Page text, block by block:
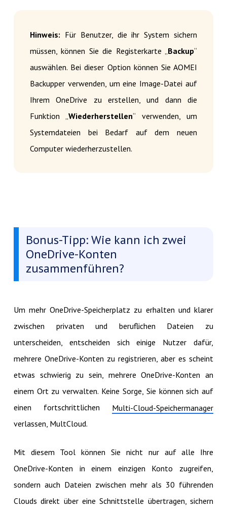
Hinweis: Für Benutzer, die ihr System sichern
müssen, können Sie die Registerkarte „ Backup“
auswählen. Bei dieser Option können Sie AOMEI
Backupper verwenden, um eine Image-Datei auf
Ihrem OneDrive zu erstellen, und dann die
Funktion „Wiederherstellen“ verwenden, um
Systemdateien bei Bedarf auf dem neuen
Computer wiederherzustellen.
Bonus-Tipp: Wie kann ich zwei
OneDrive-Konten
zusammenführen?
Um mehr OneDrive-Speicherplatz zu erhalten und klarer
zwischen privaten und beruflichen Dateien zu
unterscheiden, entscheiden sich einige Nutzer dafür,
mehrere OneDrive-Konten zu registrieren, aber es scheint
etwas schwierig zu sein, mehrere OneDrive-Konten an
einem Ort zu verwalten. Keine Sorge, Sie können sich auf
einen fortschrittlichen Multi-Cloud-Speichermanager
verlassen, MultCloud.
Mit diesem Tool können Sie nicht nur auf alle Ihre
OneDrive-Konten in einem einzigen Konto zugreifen,
sondern auch Dateien zwischen mehr als 30 führenden
Clouds direkt über eine Schnittstelle übertragen, sichern